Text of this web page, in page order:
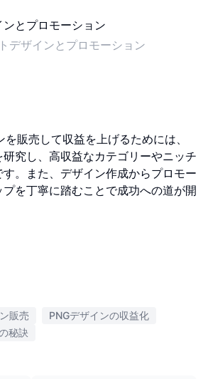
デザインとプロモーション
販売して収益を上げるためには、
究し、高収益なカテゴリーやニッチ
。また、デザイン作成からプロモー
を丁寧に踏むことで成功への道が開
販売
PNGデザインの収益化
秘訣